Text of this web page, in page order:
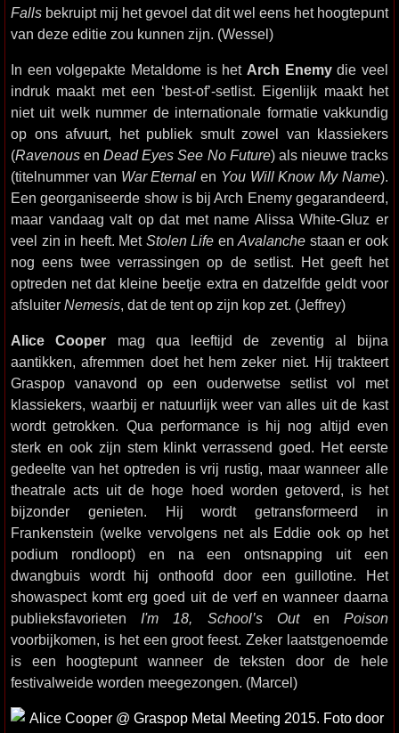
Falls bekruipt mij het gevoel dat dit wel eens het hoogtepunt
van deze editie zou kunnen zijn. (Wessel)
In een volgepakte Metaldome is het Arch Enemydie veel
indruk maakt met een ‘best-of’-setlist. Eigenlijk maakt het
niet uit welk nummer de internationale formatie vakkundig
op ons afvuurt, het publiek smult zowel van klassiekers
(Ravenous enDead Eyes See No Future) als nieuwe tracks
(titelnummer van War Eternal en You Will Know My Name).
Een georganiseerde show is bij Arch Enemy gegarandeerd,
maar vandaag valt op dat met name Alissa White-Gluz er
veel zin in heeft. Met Stolen Life enAvalanche staan er ook
nog eens twee verrassingen op de setlist. Het geeft het
optreden net dat kleine beetje extra en datzelfde geldt voor
afsluiter Nemesis, dat de tent op zijn kop zet. (Jeffrey)
Alice Cooper mag qua leeftijd de zeventig al bijna
aantikken, afremmen doet het hem zeker niet. Hij trakteert
Graspop vanavond op een ouderwetse setlist vol met
klassiekers, waarbij er natuurlijk weer van alles uit de kast
wordt getrokken. Qua performance is hij nog altijd even
sterk en ook zijn stem klinkt verrassend goed. Het eerste
gedeelte van het optreden is vrij rustig, maar wanneer alle
theatrale acts uit de hoge hoed worden getoverd, is het
bijzonder genieten. Hij wordt getransformeerd in
Frankenstein (welke vervolgens net als Eddie ook op het
podium rondloopt) en na een ontsnapping uit een
dwangbuis wordt hij onthoofd door een guillotine. Het
showaspect komt erg goed uit de verf en wanneer daarna
publieksfavorieten I'm 18, School’s OutenPoison
voorbijkomen, is het een groot feest. Zeker laatstgenoemde
is een hoogtepunt wanneer de teksten door de hele
festivalweide worden meegezongen. (Marcel)